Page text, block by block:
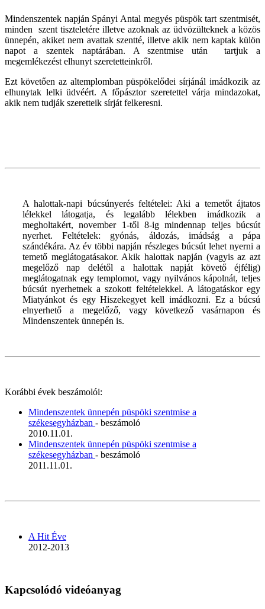
Mindenszentek napján Spányi Antal megyés püspök tart szentmisét,
minden szent tiszteletére illetve azoknak az üdvözülteknek a közös
ünnepén, akiket nem avattak szentté, illetve akik nem kaptak külön
napot a szentek naptárában. A szentmise után tartjuk a
megemlékezést elhunyt szeretetteinkről.
Ezt követően az altemplomban püspökelődei sírjánál imádkozik az
elhunytak lelki üdvéért. A főpásztor szeretettel várja mindazokat,
akik nem tudják szeretteik sírját felkeresni.
A halottak-napi búcsúnyerés feltételei: Aki a temetőt ájtatos
lélekkel látogatja, és legalább lélekben imádkozik a
megholtakért, november 1-től 8-ig mindennap teljes búcsút
nyerhet. Feltételek: gyónás, áldozás, imádság a pápa
szándékára. Az év többi napján részleges búcsút lehet nyerni a
temető meglátogatásakor. Akik halottak napján (vagyis az azt
megelőző nap delétől a halottak napját követő éjfélig)
meglátogatnak egy templomot, vagy nyilvános kápolnát, teljes
búcsút nyerhetnek a szokott feltételekkel. A látogatáskor egy
Miatyánkot és egy Hiszekegyet kell imádkozni. Ez a búcsú
elnyerhető a megelőző, vagy következő vasárnapon és
Mindenszentek ünnepén is.
Korábbi évek beszámolói:
Mindenszentek ünnepén püspöki szentmise a
székesegyházban - beszámoló
2010.11.01.
Mindenszentek ünnepén püspöki szentmise a
székesegyházban - beszámoló
2011.11.01.
A Hit Éve
2012-2013
Kapcsolódó videóanyag